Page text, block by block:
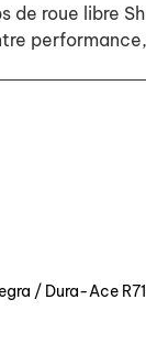
roue libre
/ Dura-Ace